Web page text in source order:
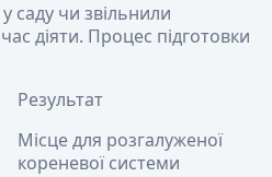
саду чи звільнили
діяти. Процес підготовки
Результат
Місце для розгалуженої
кореневої системи